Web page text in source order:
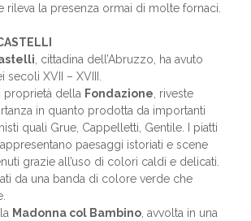
rileva la presenza ormai di molte fornaci.
, cittadina dell’Abruzzo, ha avuto
XVII – XVIII.
proprietà della Fondazione , riveste
in quanto prodotta da importanti
quali Grue, Cappelletti, Gentile. I piatti
paesaggi istoriati e scene
grazie all’uso di colori caldi e delicati.
da una banda di colore verde che
Madonna col Bambino , avvolta in una